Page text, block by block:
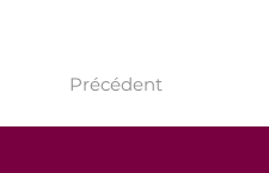
Précédent